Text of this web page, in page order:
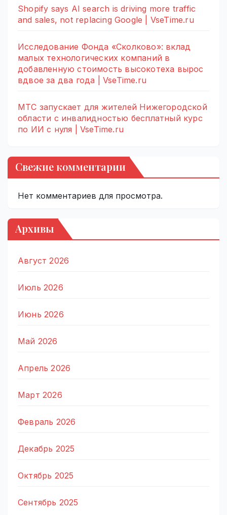
Shopify says AI search is driving more traffic
and sales, not replacing Google | VseTime.ru
Исследование Фонда «Сколково»: вклад
малых технологических компаний в
добавленную стоимость высокотеха вырос
вдвое за два года | VseTime.ru
МТС запускает для жителей Нижегородской
области с инвалидностью бесплатный курс
по ИИ с нуля | VseTime.ru
Свежие комментарии
Нет комментариев для просмотра.
Архивы
Август 2026
Июль 2026
Июнь 2026
Май 2026
Апрель 2026
Март 2026
Февраль 2026
Декабрь 2025
Октябрь 2025
Сентябрь 2025